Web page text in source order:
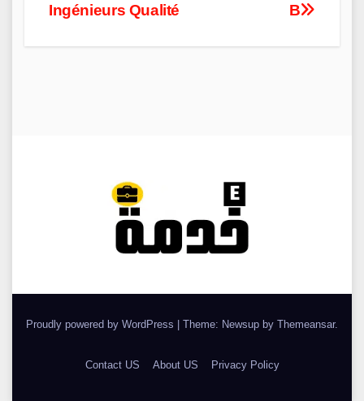
B
Ingénieurs Qualité
Proudly powered by WordPress | Theme: Newsup by Themeansar.
Contact US About US Privacy Policy